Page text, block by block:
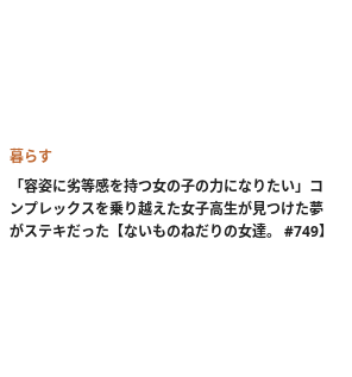
暮らす
「容姿に劣等感を持つ女の子の力になりたい」コ
ンプレックスを乗り越えた女子高生が見つけた夢
がステキだった【ないものねだりの女達。 #749】